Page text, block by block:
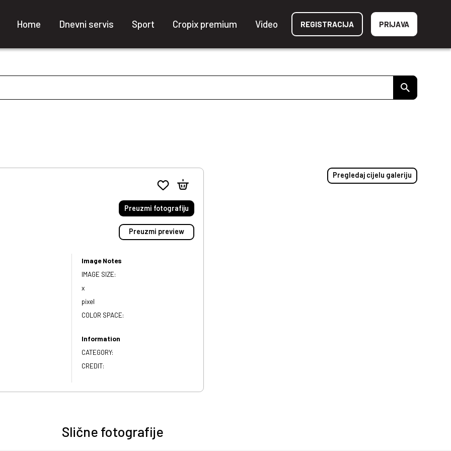
Home Dnevni servis Sport Cropix premium Video REGISTRACIJA PRIJAVA
Preuzmi fotografiju
Preuzmi preview
Image Notes
IMAGE SIZE:
x
pixel
COLOR SPACE:
Information
CATEGORY:
CREDIT:
Pregledaj cijelu galeriju
Slične fotografije